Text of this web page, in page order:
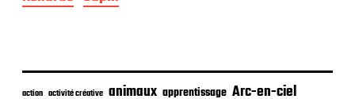
e
l
iaction activité créative animaux apprentissage Arc-en-ciel